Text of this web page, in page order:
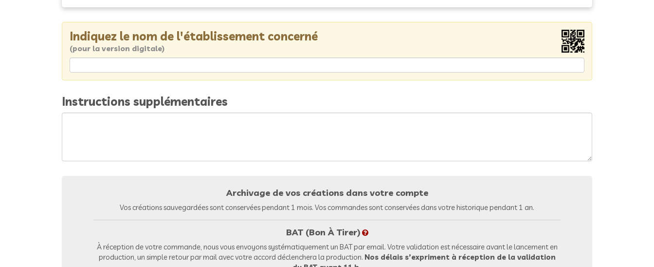
Indiquez le nom de l'établissement concerné
(pour la version digitale)
Instructions supplémentaires
Archivage de vos créations dans votre compte
Vos créations sauvegardées sont conservées pendant 1 mois. Vos commandes sont conservées dans votre historique pendant 1 an.
BAT (Bon À Tirer)
À réception de votre commande, nous vous envoyons systématiquement un BAT par email. Votre validation est nécessaire avant le lancement en
production, un simple retour par mail avec votre accord déclenchera la production. Nos délais s’expriment à réception de la validation